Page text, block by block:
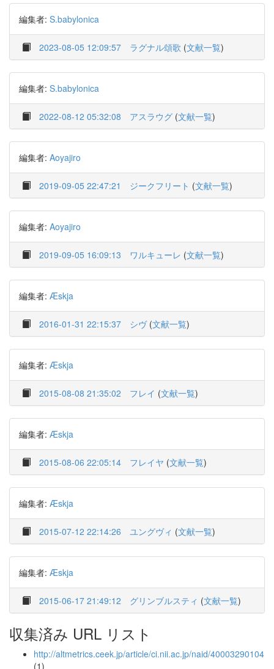
編集者: S.babylonica
2023-08-05 12:09:57 ラグナル頌歌 (文献一覧)
編集者: S.babylonica
2022-08-12 05:32:08 アスラウグ (文献一覧)
編集者: Aoyajiro
2019-09-05 22:47:21 ジークフリート (文献一覧)
編集者: Aoyajiro
2019-09-05 16:09:13 ワルキューレ (文献一覧)
編集者: Æskja
2016-01-31 22:15:37 シヴ(文献一覧)
編集者: Æskja
2015-08-08 21:35:02 フレイ (文献一覧)
編集者: Æskja
2015-08-06 22:05:14 フレイヤ (文献一覧)
編集者: Æskja
2015-07-12 22:14:26 ユングヴィ (文献一覧)
編集者: Æskja
2015-06-17 21:49:12 グリンブルスティ (文献一覧)
収集済み URL リスト
http://altmetrics.ceek.jp/article/ci.nii.ac.jp/naid/40003290104
(1)